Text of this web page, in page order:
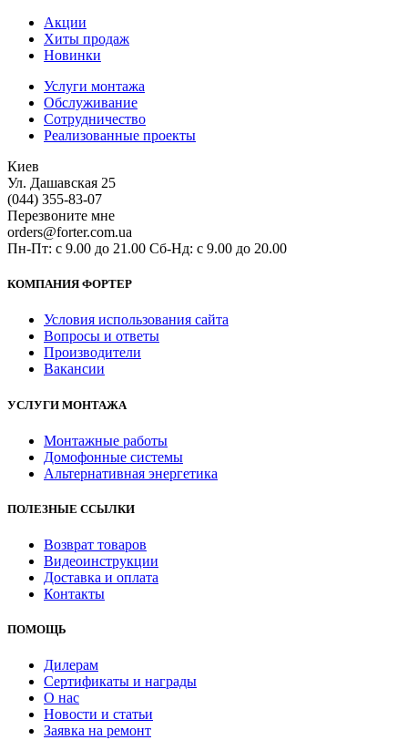
Акции
Хиты продаж
Новинки
Услуги монтажа
Обслуживание
Сотрудничество
Реализованные проекты
Киев
Ул. Дашавская 25
(044) 355-83-07
Перезвоните мне
orders@forter.com.ua
Пн-Пт: с 9.00 до 21.00 Сб-Нд: с 9.00 до 20.00
КОМПАНИЯ ФОРТЕР
Условия использования сайта
Вопросы и ответы
Производители
Вакансии
УСЛУГИ МОНТАЖА
Монтажные работы
Домофонные системы
Альтернативная энергетика
ПОЛЕЗНЫЕ ССЫЛКИ
Возврат товаров
Видеоинструкции
Доставка и оплата
Контакты
ПОМОЩЬ
Дилерам
Сертификаты и награды
О нас
Новости и статьи
Заявка на ремонт